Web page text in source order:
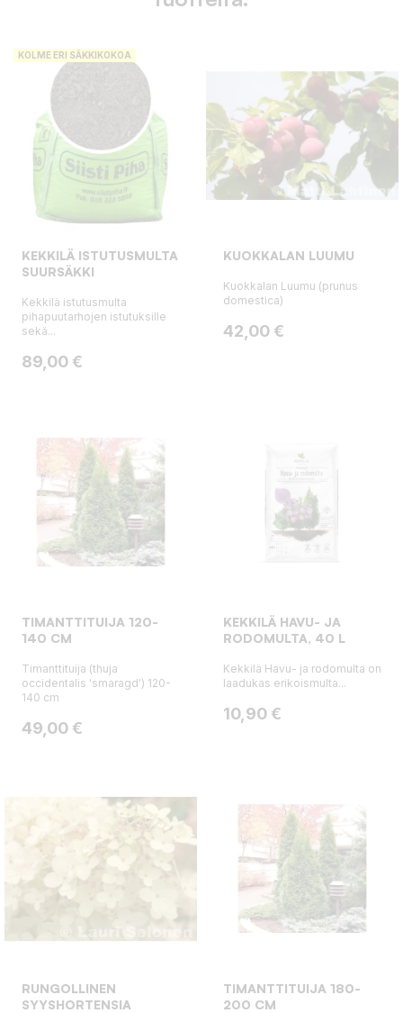
KOLME ERI SÄKKIKOKOA
KEKKILÄ ISTUTUSMULTA
SUURSÄKKI
Kekkilä istutusmulta
pihapuutarhojen istutuksille
sekä...
Hinta
89,00 €
KUOKKALAN LUUMU
Kuokkalan Luumu (prunus
domestica)
Hinta
42,00 €
TIMANTTITUIJA 120-
140 CM
Timanttituija (thuja
occidentalis 'smaragd') 120-
140 cm
Hinta
49,00 €
KEKKILÄ HAVU- JA
RODOMULTA, 40 L
Kekkilä Havu- ja rodomulta on
laadukas erikoismulta...
Hinta
10,90 €
RUNGOLLINEN
SYYSHORTENSIA
TIMANTTITUIJA 180-
200 CM